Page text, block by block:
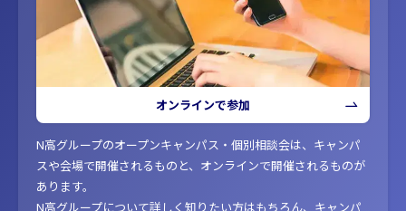
オンラインで参加
N高グループのオープンキャンパス・個別相談会は、キャンパ
スや会場で開催されるものと、オンラインで開催されるものが
あります。
N高グループについて詳しく知りたい方はもちろん、キャンパ